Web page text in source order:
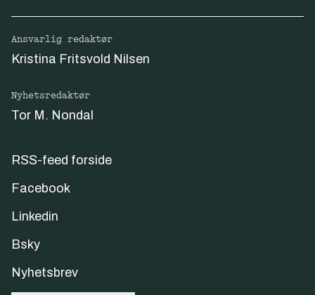
Ansvarlig redaktør
Kristina Fritsvold Nilsen
Nyhetsredaktør
Tor M. Nondal
RSS-feed forside
Facebook
Linkedin
Bsky
Nyhetsbrev